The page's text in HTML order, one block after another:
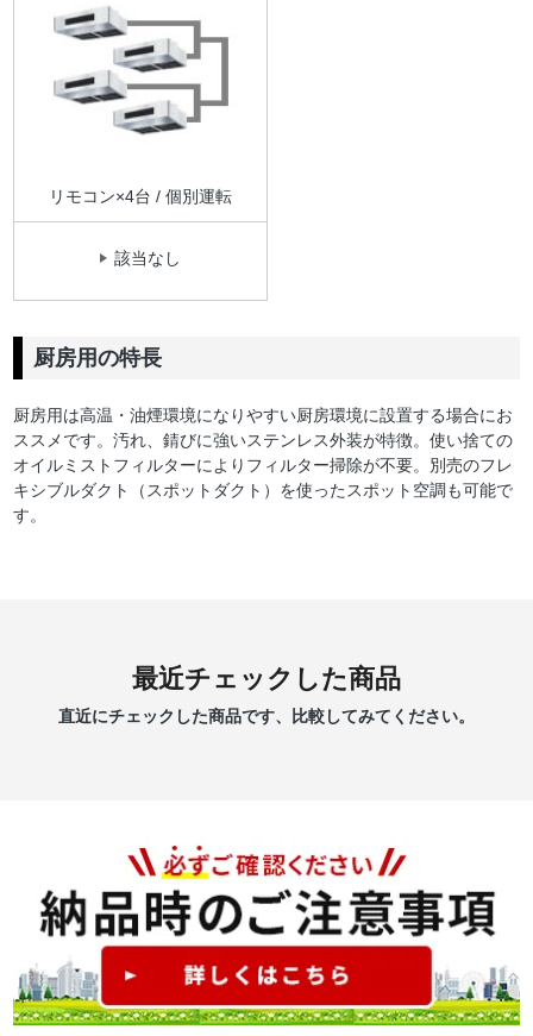
リモコン×4台 / 個別運転
該当なし
厨房用の特長
厨房用は高温・油煙環境になりやすい厨房環境に設置する場合にお
ススメです。汚れ、錆びに強いステンレス外装が特徴。使い捨ての
オイルミストフィルターによりフィルター掃除が不要。別売のフレ
キシブルダクト（スポットダクト）を使ったスポット空調も可能で
す。
最近チェックした商品
直近にチェックした商品です、比較してみてください。